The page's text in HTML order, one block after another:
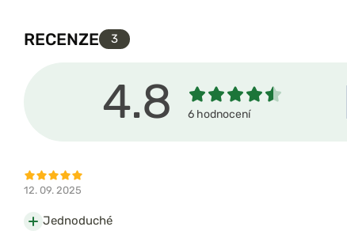
RECENZE 3
4.8 6 hodnocení
12. 09. 2025
Jednoduché